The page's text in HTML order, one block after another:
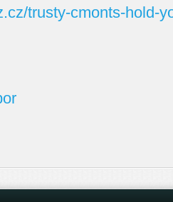
trusty-cmonts-hold-